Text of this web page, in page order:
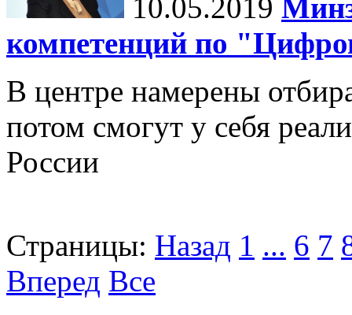
10.05.2019
компетенций по
В центре намерены
потом смогут у себя
России
Страницы: Назад 1 ... 6 7
Вперед Все